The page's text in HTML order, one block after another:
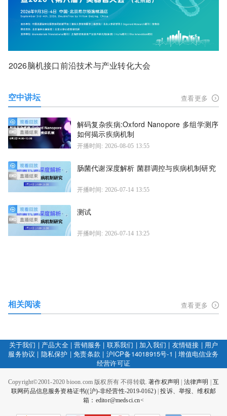
2026脑机接口前沿技术与产业转化大会
空中讲坛 查看更多
解码复杂疾病:Oxford Nanopore 多组学测序
如何揭示疾病机制
开播时间: 2026-08-05 13:55
肠菌代谢深度解析 菌群调控与疾病机制研究
开播时间: 2026-07-14 13:55
测试
开播时间: 2026-07-14 13:25
相关阅读 查看更多
关于我们 | 产品大全|营销服务 | 联系我们 | 加入我们 | 友情链接 | 用户
服务协议 | 隐私保护 |免责条款 | 沪ICP备14018915号-1 |增值电信业务
经营许可证
Copyright©2001-2020 bioon.com 版权所有 不得转载.著作权声明 法律声明
互
联网药品信息服务资格证书((沪)-非经营性-2019-0162)|投诉、举报、维权邮
箱：editor@medsci.cn<